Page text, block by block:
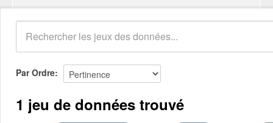
Organisations
Groupes
Demandes 0
À propos
Par Ordre
1 jeu de données trouvé